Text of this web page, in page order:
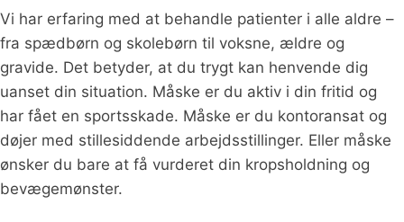
Vi har erfaring med at behandle patienter i alle aldre –
fra spædbørn og skolebørn til voksne, ældre og
gravide. Det betyder, at du trygt kan henvende dig
uanset din situation. Måske er du aktiv i din fritid og
har fået en sportsskade. Måske er du kontoransat og
døjer med stillesiddende arbejdsstillinger. Eller måske
ønsker du bare at få vurderet din kropsholdning og
bevægemønster.